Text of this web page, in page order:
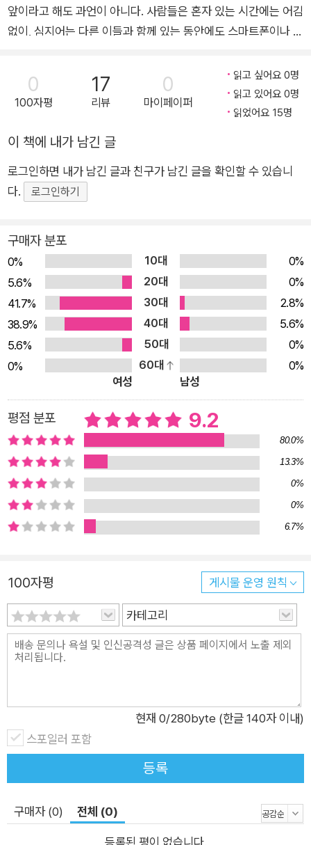
앞이라고 해도 과언이 아니다. 사람들은 혼자 있는 시간에는 어김
없이, 심지어는 다른 이들과 함께 있는 동안에도 스마트폰이나 아
나누고 있는 테이블에는 어김없이 휴대전화가 올라와 있으며, 모
처럼 온 가족이 한데 모인 명절에는 각자의 전자 기기로 자기만의
시간을 보내느라 정신이 없다. 어린이들도 전자 기기에 과도하게
노출된 것은 마찬가지이다. 인터넷 중독에 빠진 아이들의 이야기
가 드물지 않게 들려오고, 전자 기기의 사용을 막는 부모와의 대
립은 종종 큰 사고로 번져 뉴스를 장식하기도 한다. 편의와 재미
를 위해 만들어진 전자 기기가 우리의 삶에서 빼놓을 수 없는 부
린 것이다. 전자 기기에 마음을 빼앗긴 나머지 거기에 매여 아무
일도 할 수 없는 상태가 되어 버린 사람도 주변에서 흔치 않게 볼
수 있다. 『굿나잇 아이패드』는 아이들이 잠자리에 들 때 머리맡에
서 읽어 주는 귀여운 그림의 그림책이다. 아기자기한 그림체와 앙
증맞은 의성어.의태어들은 이 책이 평화롭고 따뜻한 가정에 집중
한 책이 아닌가 믿게 만든다. 하지만 이 책은 어린이들은 물론 어
른들에게도 유의미한 메시지를 전하고 있다. 시도 때도 없이 이런
저런 기기들에 접속하는 것은 어린이뿐 아니라 이 시대를 살아가
아이패드』는 어른 독자들에게는 다른 이와의 소통을 위해, 혹은
더 많은 정보를 얻고 더 넓은 세상을 경험하기 위해 만든 전자 기
기가 우리를 아무것도 못하도록 꽁꽁 옭아매는 올가미로 쓰이고
있는 것은 아닌지 한번쯤 되돌아보게 만들 것이다. 또 어린이 독
자들에게는 아무리 재미있는 전자 기기도 보다 중요한 순간을 위
해 잠시 멈추어야 할 때가 있음을 깨우치게 할 것이다. 올바른 전
자 기기 사용법을 알려주는 기특한 그림책 3세에서 5세 사이의
하며, 5세에서 9세 아동들의 인터넷 중독률은 20~49세 성인의
인터넷 중독률보다도 높다고 한다. 외부의 정보를 빠르게 흡수하
는 시기인만큼 전자 기기 사용량도 급격히 늘어나고 있는 것이다.
늦은 감이 있긴 하지만 이제라도 어떻게 하면 아이들이 올바른 방
법으로 전자 기기를 사용한 것인가를 가르쳐야 할 때다. 책 속의
아버리자 단박에 중독에 가까운 모습을 보인다. 할머니에게 매달
리는가 하면 애원을 하기도 하고, 애교 섞인 화를 내는가 하면 절
망하기도 한다. 전자 기기가 없이는 살 수 없을 것만 같은 모습이
다. 그런데 잠시 뒤, 자리에 눕게 되자 신기하게도 하나 같이 밝은
자리를 얻은 것이다. 눈앞의 달콤한 유혹에 빠져서는 다른 가능성
이 보이지 않는다. 두 손을 꽉 쥐고서는 새로운 것을 더 이상 집을
0
100자평
17
리뷰
0
마이페이퍼
읽고 싶어요 0명
읽고 있어요 0명
읽었어요 15명
이 책에 내가 남긴 글
로그인하면 내가 남긴 글과 친구가 남긴 글을 확인할 수 있습니
다.
로그인하기
구매자 분포
0% 10대
0%
5.6%
20대
0%
41.7%
30대
2.8%
38.9%
40대
5.6%
5.6%
50대
0%
0%
60대
0%
여성
남성
평점 분포 9.2
80.0%
13.3%
0%
0%
6.7%
100자평 게시물 운영 원칙
카테고리
현재 0/280byte (한글 140자 이내)
스포일러 포함
등록
구매자 (0) 전체 (0)
등록된 평이 없습니다.